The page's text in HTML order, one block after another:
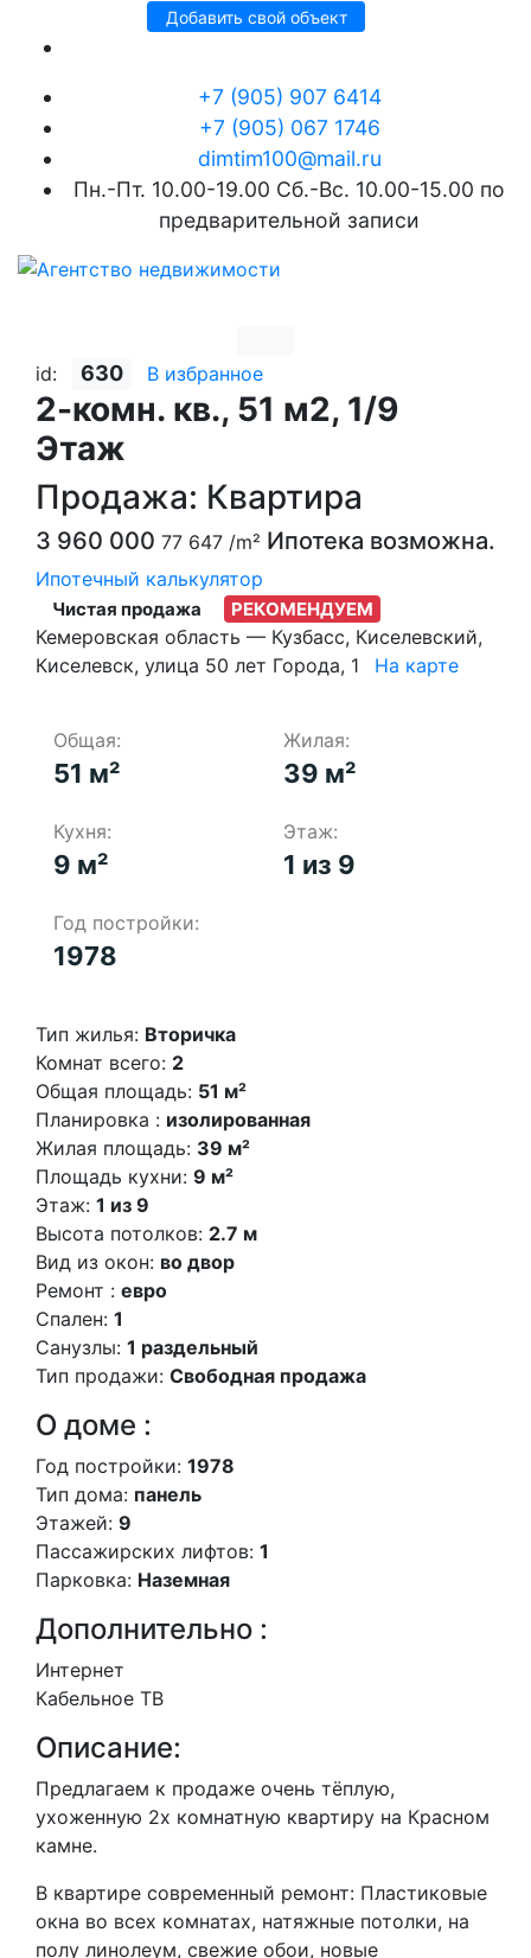
Добавить свой объект
+7 (905) 907 6414
+7 (905) 067 1746
dimtim100@mail.ru
Пн.-Пт. 10.00-19.00 Сб.-Вс. 10.00-15.00 по
предварительной записи
id: 630 В избранное
2-комн. кв., 51 м2, 1/9
Этаж
Продажа: Квартира
3 960 000 77 647 /m² Ипотека возможна.
Ипотечный калькулятор
Чистая продажа РЕКОМЕНДУЕМ
Кемеровская область — Кузбасс, Киселевский,
Киселевск, улица 50 лет Города, 1
На карте
Общая:
51 м²
Жилая:
39 м²
Кухня:
9 м²
Этаж:
1 из 9
Год постройки:
1978
Тип жилья: Вторичка
Комнат всего: 2
Общая площадь: 51 м²
Планировка : изолированная
Жилая площадь: 39 м²
Площадь кухни: 9 м²
Этаж: 1 из 9
Высота потолков: 2.7 м
Вид из окон: во двор
Ремонт : евро
Спален: 1
Санузлы: 1 раздельный
Тип продажи: Свободная продажа
О доме :
Год постройки: 1978
Тип дома: панель
Этажей: 9
Пассажирских лифтов: 1
Парковка: Наземная
Дополнительно :
Интернет
Кабельное ТВ
Описание:
Предлагаем к продаже очень тёплую,
ухоженную 2х комнатную квартиру на Красном
камне.
В квартире современный ремонт: Пластиковые
окна во всех комнатах, натяжные потолки, на
полу линолеум, свежие обои, новые